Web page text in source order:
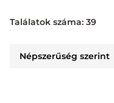
Találatok száma: 39